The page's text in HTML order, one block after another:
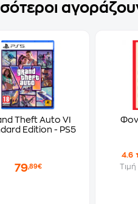
Theft Auto VI
Edition - PS5
79,89€
4.6